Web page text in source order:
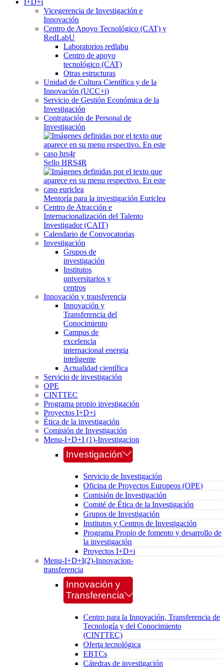
I+D+i
Vicegerencia de Investigación e
Innovación
Centro de Apoyo Tecnológico (CAT) y
RedLabU
Laboratorios redlabu
Centro de apoyo
tecnológico (CAT)
Otras estructuras
Unidad de Cultura Científica y de la
Innovación (UCC+i)
Servicio de Gestión Económica de la
Investigación
Contratación de Personal de
Investigación
Sello HRS4R
Mentoría para la investigación Euriclea
Centro de Atracción e
Internacionalización del Talento
Investigador (CAIT)
Calendario de Convocatorias
Investigación
Grupos de
investigación
Institutos
universitarios y
centros
Innovación y transferencia
Innovación y
Transferencia del
Conocimiento
Campus de
excelencia
internacional energia
inteligente
Actualidad científica
Servicio de investigación
OPE
CINTTEC
Programa propio investigación
Proyectos I+D+i
Ética de la investigación
Comisión de Investigación
Menu-I+D+I (1)-Investigacion
Investigación
Servicio de Investigación
Oficina de Proyectos Europeos (OPE)
Comisión de Investigación
Comité de Ética de la Investigación
Grupos de Investigación
Institutos y Centros de Investigación
Programa Propio de fomento y desarrollo de
la investigación
Proyectos I+D+i
Menu-I+D+I(2)-Innovacion-
transferencia
Innovación y
Transferencia
Centro para la Innovación, Transferencia de
Tecnología y del Conocimiento
(CINTTEC)
Oferta tecnológica
EBTCs
Cátedras de investigación